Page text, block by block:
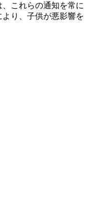
これらの通知を常に
り、子供が悪影響を